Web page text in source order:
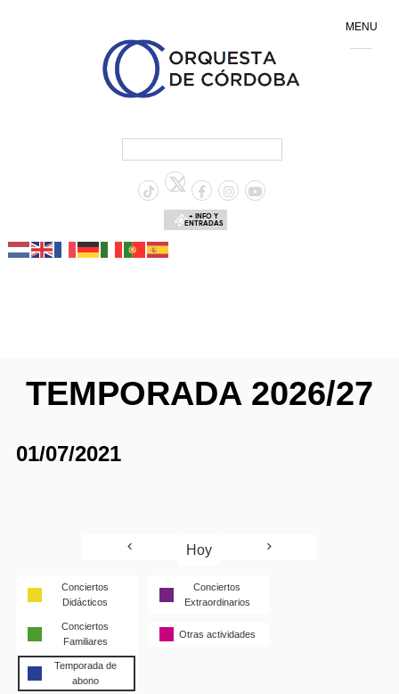
+ INFO Y
ENTRADAS
TEMPORADA 2026/27
01/07/2021
Hoy
Conciertos
Didácticos
Conciertos
Extraordinarios
Conciertos
Familiares
Otras actividades
Temporada de
abono
MENU